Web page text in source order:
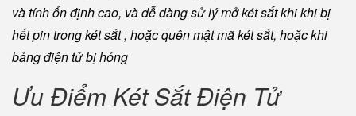
và tính ổn định cao, và dễ dàng sử lý mở két sắt khi khi bị
hết pin trong két sắt , hoặc quên mật mã két sắt, hoặc khi
bảng điện tử bị hỏng
Ưu Điểm Két Sắt Điện Tử